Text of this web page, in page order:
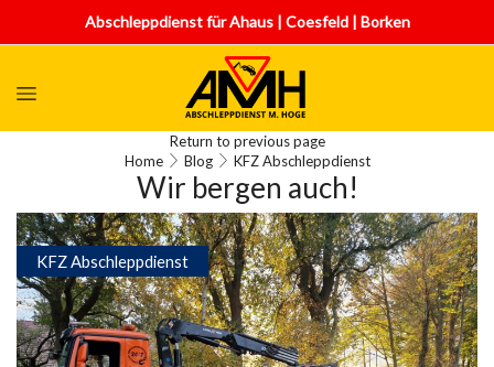
Abschleppdienst für Ahaus | Coesfeld | Borken
Return to previous page
Home
Blog KFZ Abschleppdienst
Wir bergen auch!
KFZ Abschleppdienst